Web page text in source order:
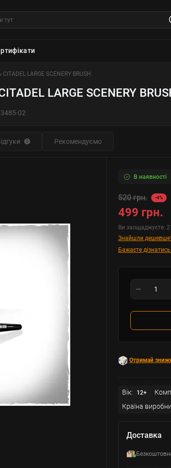
LARGE SCENERY BRUSH
LARGE SCENERY
02
0 Рекомендуємо
В наявності
520 грн. -4%
499 грн.
Ви заощаджуєте:
Знайшли
Бажаєте
Отримай
Вік: 12+
Країна
Доставка